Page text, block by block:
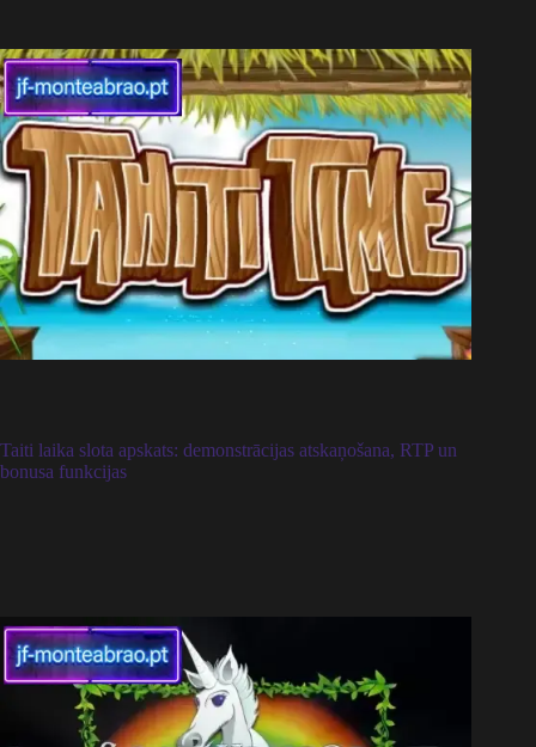
Taiti laika slota apskats: demonstrācijas atskaņošana, RTP un
bonusa funkcijas